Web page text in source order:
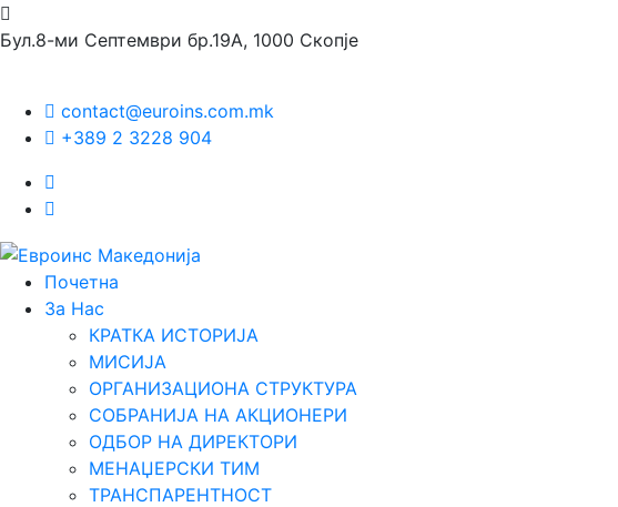
Бул.8-ми Септември бр.19А, 1000 Скопје
contact@euroins.com.mk
+389 2 3228 904
Почетна
За Нас
КРАТКА ИСТОРИЈА
МИСИЈА
ОРГАНИЗАЦИОНА СТРУКТУРА
СОБРАНИЈА НА АКЦИОНЕРИ
ОДБОР НА ДИРЕКТОРИ
МЕНАЏЕРСКИ ТИМ
ТРАНСПАРЕНТНОСТ